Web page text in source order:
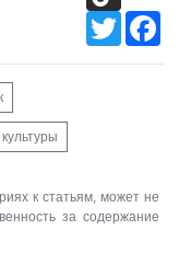
Twitter
к статьям, может не
за содержание